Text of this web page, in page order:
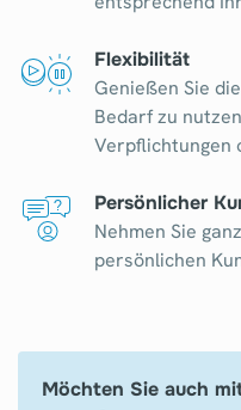
Flexibilität
Genießen Sie
Bedarf zu
Verpflichtungen
Persönlicher
Nehmen Sie
persönlichen
Möchten Sie auch